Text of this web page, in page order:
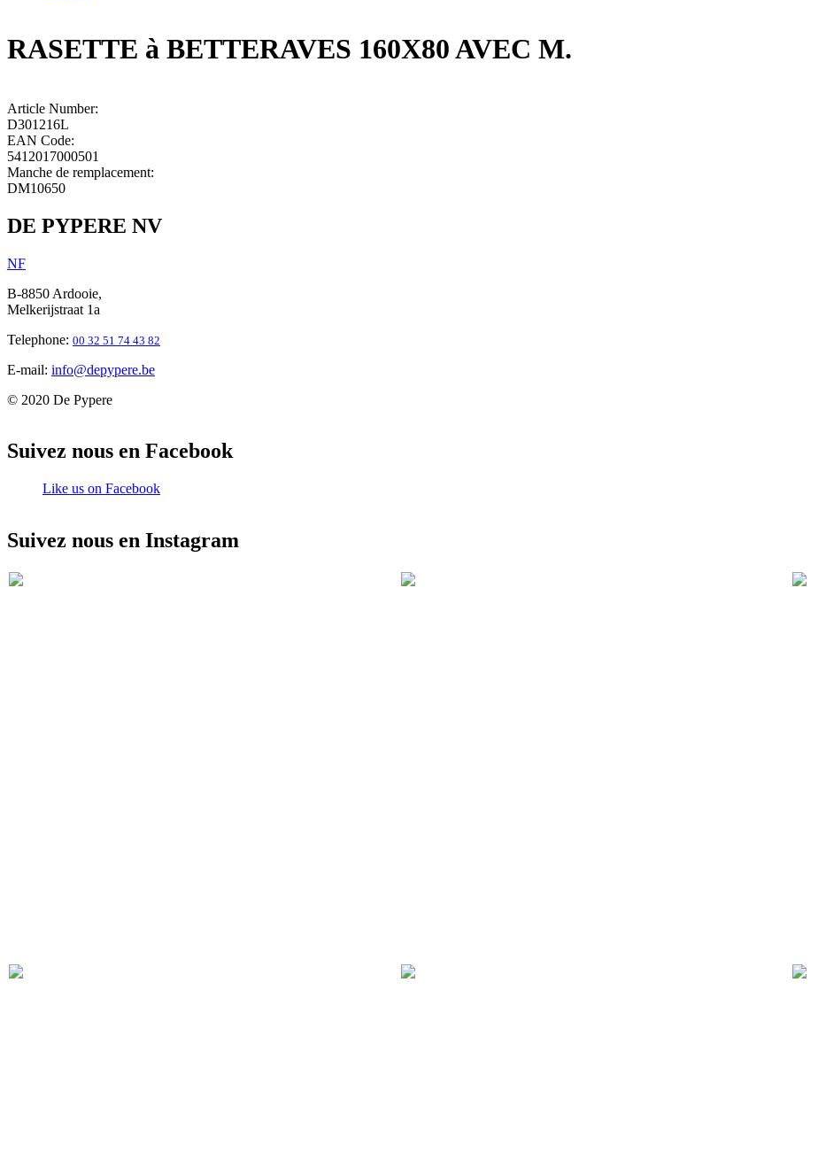
RASETTE à BETTERAVES 160X80 AVEC M.
Article Number:
D301216L
EAN Code:
5412017000501
Manche de remplacement:
DM10650
DE PYPERE NV
NF
B-8850 Ardooie,
Melkerijstraat 1a
Telephone: 00 32 51 74 43 82
E-mail: info@depypere.be
© 2020 De Pypere
Suivez nous en Facebook
Like us on Facebook
Suivez nous en Instagram